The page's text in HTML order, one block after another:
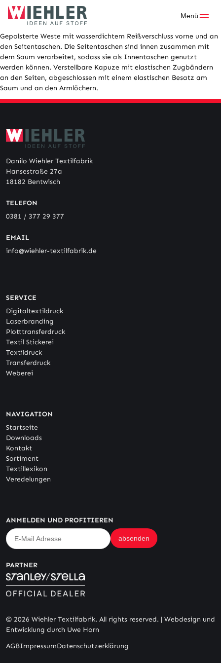
Skip
Menü
Gepolsterte Weste mit wasserdichtem Reißverschluss vorne und an
den Seitentaschen. Die Seitentaschen sind innen zusammen mit
dem Saum verarbeitet, sodass sie als Innentaschen genutzt
werden können. Verstellbare Kapuze mit elastischen Zugbändern
an den Seiten, abgeschlossen mit einem elastischen Besatz am
Saum und an den Armlöchern.
Danilo Wiehler Textilfabrik
Hansestraße 27a
18182 Bentwisch
TELEFON
0381 / 377 29 377
EMAIL
info@wiehler-textilfabrik.de
SERVICE
Digitaltextildruck
Laserbranding
Plotttransferdruck
Textil Stickerei
Textildruck
Transferdruck
Weberei
NAVIGATION
Startseite
Downloads
Kontakt
Sortiment
Textillexikon
Veredelungen
ANMELDEN UND PROFITIEREN
PARTNER
© 2026 Wiehler Textilfabrik. All rights reserved. | Webdesign und
Entwicklung durch Uwe Horn
AGBImpressumDatenschutzerklärung